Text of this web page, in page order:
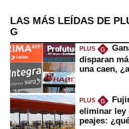
LAS MÁS LEÍDAS DE
G
PLUS G
disparan
una caen,
PLUS G
eliminar ley
peajes: